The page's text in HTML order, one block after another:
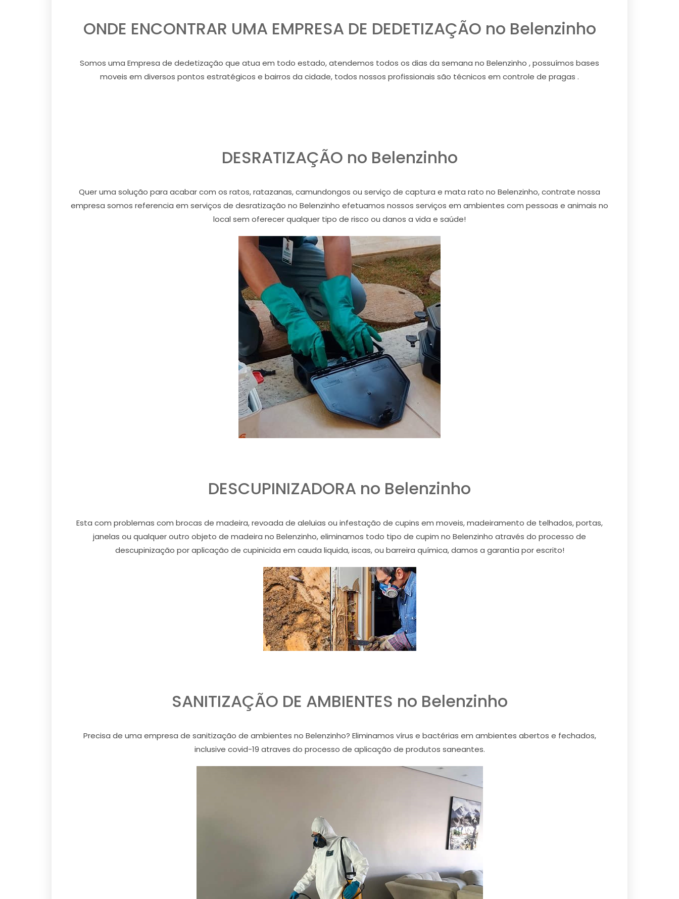
ONDE ENCONTRAR UMA EMPRESA DE DEDETIZAÇÃO no Belenzinho
Somos uma Empresa de dedetização que atua em todo estado, atendemos todos os dias da semana no Belenzinho , possuímos bases
moveis em diversos pontos estratégicos e bairros da cidade, todos nossos profissionais são técnicos em controle de pragas .
DESRATIZAÇÃO no Belenzinho
Quer uma solução para acabar com os ratos, ratazanas, camundongos ou serviço de captura e mata rato no Belenzinho, contrate nossa
empresa somos referencia em serviços de desratização no Belenzinho efetuamos nossos serviços em ambientes com pessoas e animais no
local sem oferecer qualquer tipo de risco ou danos a vida e saúde!
DESCUPINIZADORA no Belenzinho
Esta com problemas com brocas de madeira, revoada de aleluias ou infestação de cupins em moveis, madeiramento de telhados, portas,
janelas ou qualquer outro objeto de madeira no Belenzinho, eliminamos todo tipo de cupim no Belenzinho através do processo de
descupinização por aplicação de cupinicida em cauda liquida, iscas, ou barreira química, damos a garantia por escrito!
SANITIZAÇÃO DE AMBIENTES no Belenzinho
Precisa de uma empresa de sanitização de ambientes no Belenzinho? Eliminamos vírus e bactérias em ambientes abertos e fechados,
inclusive covid-19 atraves do processo de aplicação de produtos saneantes.